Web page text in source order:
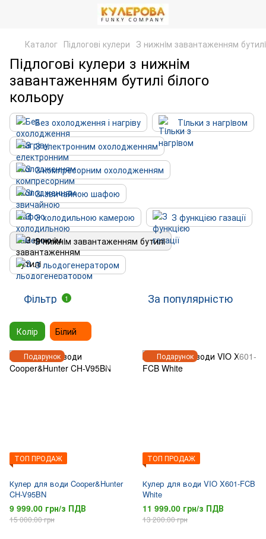
Каталог Підлогові кулери З нижнiм завантаженням бутилi
Підлогові кулери з нижнiм
завантаженням бутилi білого
кольору
Без охолодження і нагріву
Тiльки з нагрiвом
З електронним охолодженням
З компресорним охолодженням
Зi звичайною шафою
З холодильною камерою
З функцією газації
З нижнiм завантаженням бутилi
З льодогенератором
Фільтр 1 За популярністю
Колір Білий
Подарунок
ТОП ПРОДАЖ
Кулер для води Cooper&Hunter
CH-V95BN
9 999.00 грн/з ПДВ
15 000.00 грн
Подарунок
ТОП ПРОДАЖ
Кулер для води VIO X601-FCB
White
11 999.00 грн/з ПДВ
13 200.00 грн